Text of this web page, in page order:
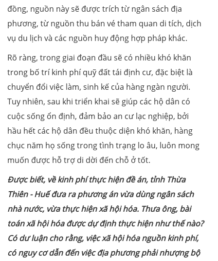
đồng, nguồn này sẽ được trích từ ngân sách địa
phương, từ nguồn thu bán vé tham quan di tích, dịch
vụ du lịch và các nguồn huy động hợp pháp khác.
Rõ ràng, trong giai đoạn đầu sẽ có nhiều khó khăn
trong bố trí kinh phí quỹ đất tái định cư, đặc biệt là
chuyển đổi việc làm, sinh kế của hàng ngàn người.
Tuy nhiên, sau khi triển khai sẽ giúp các hộ dân có
cuộc sống ổn định, đảm bảo an cư lạc nghiệp, bởi
hầu hết các hộ dân đều thuộc diện khó khăn, hàng
chục năm họ sống trong tình trạng lo âu, luôn mong
muốn được hỗ trợ di dời đến chỗ ở tốt.
Được biết, về kinh phí thực hiện đề án, tỉnh Thừa
Thiên - Huế đưa ra phương án vừa dùng ngân sách
nhà nước, vừa thực hiện xã hội hóa. Thưa ông, bài
toán xã hội hóa được dự định thực hiện như thế nào?
Có dư luận cho rằng, việc xã hội hóa nguồn kinh phí,
có nguy cơ dẫn đến việc địa phương phải nhượng bộ